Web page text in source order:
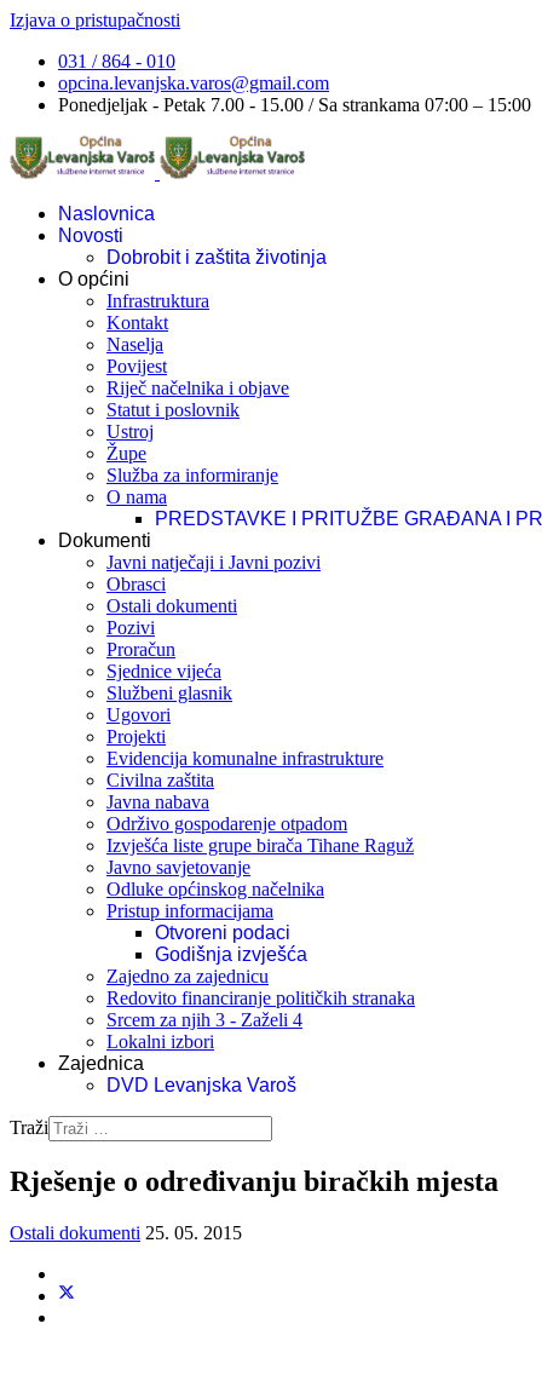
Izjava o pristupačnosti
031 / 864 - 010
opcina.levanjska.varos@gmail.com
Ponedjeljak - Petak 7.00 - 15.00 / Sa strankama 07:00 – 15:00
Naslovnica
Novosti
Dobrobit i zaštita životinja
O općini
Infrastruktura
Kontakt
Naselja
Povijest
Riječ načelnika i objave
Statut i poslovnik
Ustroj
Župe
Služba za informiranje
O nama
PREDSTAVKE I PRITUŽBE GRAĐANA I
Dokumenti
Javni natječaji i Javni pozivi
Obrasci
Ostali dokumenti
Pozivi
Proračun
Sjednice vijeća
Službeni glasnik
Ugovori
Projekti
Evidencija komunalne infrastrukture
Civilna zaštita
Javna nabava
Održivo gospodarenje otpadom
Izvješća liste grupe birača Tihane Raguž
Javno savjetovanje
Odluke općinskog načelnika
Pristup informacijama
Otvoreni podaci
Godišnja izvješća
Zajedno za zajednicu
Redovito financiranje političkih stranaka
Srcem za njih 3 - Zaželi 4
Lokalni izbori
Zajednica
DVD Levanjska Varoš
Traži
Rješenje o određivanju biračkih mjesta
Ostali dokumenti 25. 05. 2015